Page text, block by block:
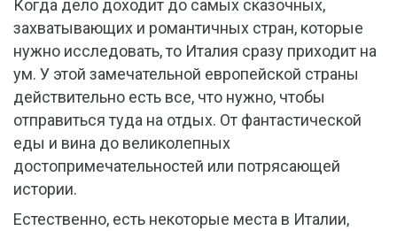
Когда дело доходит до самых сказочных,
захватывающих и романтичных стран, которые
нужно исследовать, то Италия сразу приходит на
ум. У этой замечательной европейской страны
действительно есть все, что нужно, чтобы
отправиться туда на отдых. От фантастической
еды и вина до великолепных
достопримечательностей или потрясающей
истории.
Естественно, есть некоторые места в Италии,